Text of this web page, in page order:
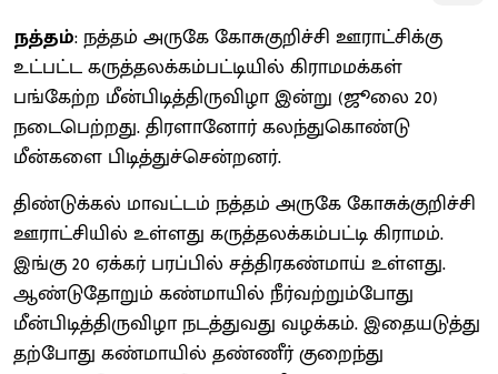
நத்தம்: நத்தம் அருகே கோசுகுறிச்சி ஊராட்சிக்கு
உட்பட்ட கருத்தலக்கம்பட்டியில் கிராமமக்கள்
பங்கேற்ற மீன்பிடித்திருவிழா இன்று (ஜூலை 20)
நடைபெற்றது. திரளானோர் கலந்துகொண்டு
மீன்களை பிடித்துச்சென்றனர்.
திண்டுக்கல் மாவட்டம் நத்தம் அருகே கோசுக்குறிச்சி
ஊராட்சியில் உள்ளது கருத்தலக்கம்பட்டி கிராமம்.
இங்கு 20 ஏக்கர் பரப்பில் சத்திரகண்மாய் உள்ளது.
ஆண்டுதோறும் கண்மாயில் நீர்வற்றும்போது
மீன்பிடித்திருவிழா நடத்துவது வழக்கம். இதையடுத்து
தற்போது கண்மாயில் தண்ணீர் குறைந்து